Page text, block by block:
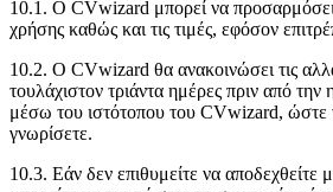
10.1. Ο CVwizard μπορεί να
χρήσης καθώς και τις τιμές, εφόσον
10.2. Ο CVwizard θα ανακοινώσει τις
τουλάχιστον τριάντα ημέρες πριν από την
μέσω του ιστότοπου του CVwizard, ώστε
γνωρίσετε.
10.3. Εάν δεν επιθυμείτε να αποδεχθείτε